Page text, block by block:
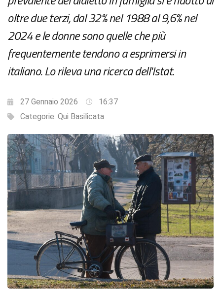
oltre due terzi, dal 32% nel 1988 al 9,6% nel
2024 e le donne sono quelle che più
frequentemente tendono a esprimersi in
italiano. Lo rileva una ricerca dell'Istat.
27 Gennaio 2026
16:37
Categorie: Qui Basilicata